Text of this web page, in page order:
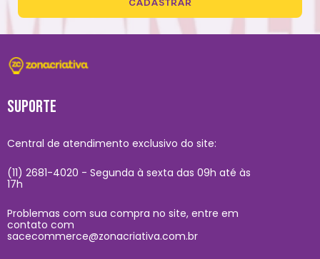
CADASTRAR
SUPORTE
Central de atendimento exclusivo do site:
(11) 2681-4020 - Segunda à sexta das 09h até às
17h
Problemas com sua compra no site, entre em
contato com
sacecommerce@zonacriativa.com.br